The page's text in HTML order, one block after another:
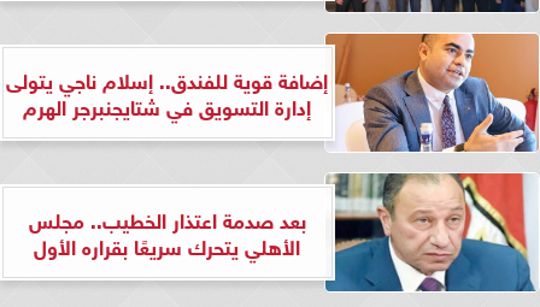
إضافة قوية للفندق.. إسلام ناجي يتولى
إدارة التسويق في شتايجنبرجر الهرم
بعد صدمة اعتذار الخطيب.. مجلس
الأهلي يتحرك سريعًا بقراره الأول